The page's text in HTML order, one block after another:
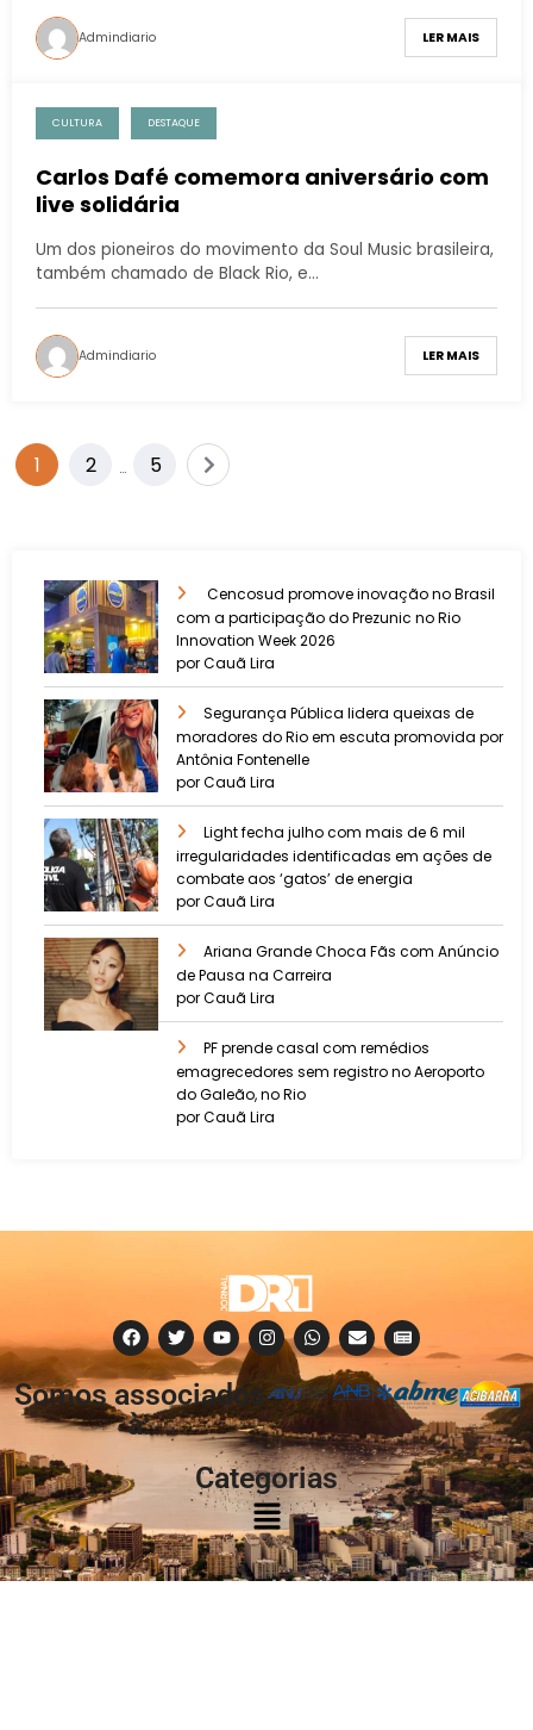
Admindiario LER MAIS
CULTURA DESTAQUE
Carlos Dafé comemora aniversário com
live solidária
Um dos pioneiros do movimento da Soul Music brasileira,
também chamado de Black Rio, e…
Admindiario LER MAIS
1 2 5
Cencosud promove inovação no Brasil
com a participação do Prezunic no Rio
Innovation Week 2026
por Cauã Lira
​Segurança Pública lidera queixas de
moradores do Rio em escuta promovida por
Antônia Fontenelle
por Cauã Lira
Light fecha julho com mais de 6 mil
irregularidades identificadas em ações de
combate aos ‘gatos’ de energia
por Cauã Lira
Ariana Grande Choca Fãs com Anúncio
de Pausa na Carreira
por Cauã Lira
PF prende casal com remédios
emagrecedores sem registro no Aeroporto
do Galeão, no Rio
por Cauã Lira
Somos associados
à:
Categorias